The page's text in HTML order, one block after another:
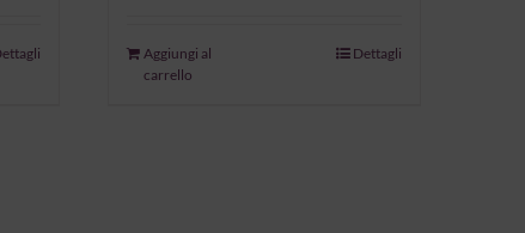
Aggiungi al
carrello
Dettagli